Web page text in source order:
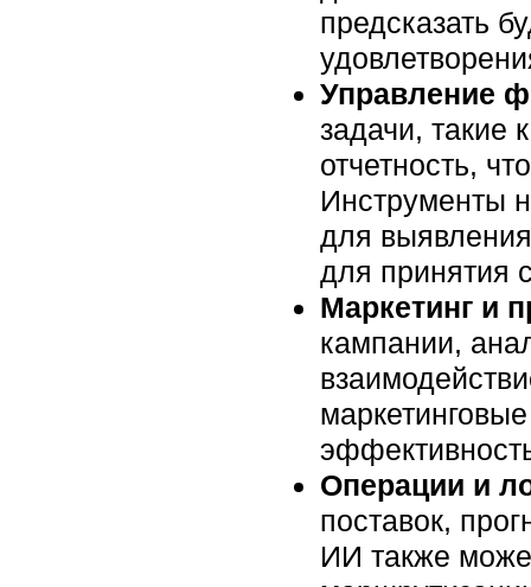
предсказать
Управление
задачи, такие
отчетность,
Инструменты
для
для принятия
Маркетинг и
кампании,
Операции и
поставок,
ИИ также